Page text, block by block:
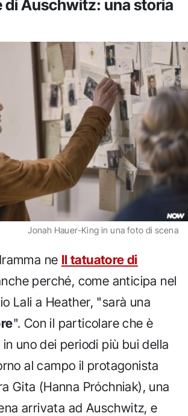
di Auschwitz: una storia
Jonah Hauer-King in una foto di scena
ne Il tatuatore di
perché, come anticipa nel
Lali a Heather, "sarà una
". Con il particolare che è
uno dei periodi più bui della
al campo il protagonista
Gita (Hanna Próchniak), una
arrivata ad Auschwitz, e